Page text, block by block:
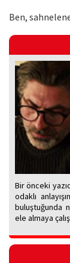
Ben,
Bir önceki
odaklı
buluştuğunda
ele almaya